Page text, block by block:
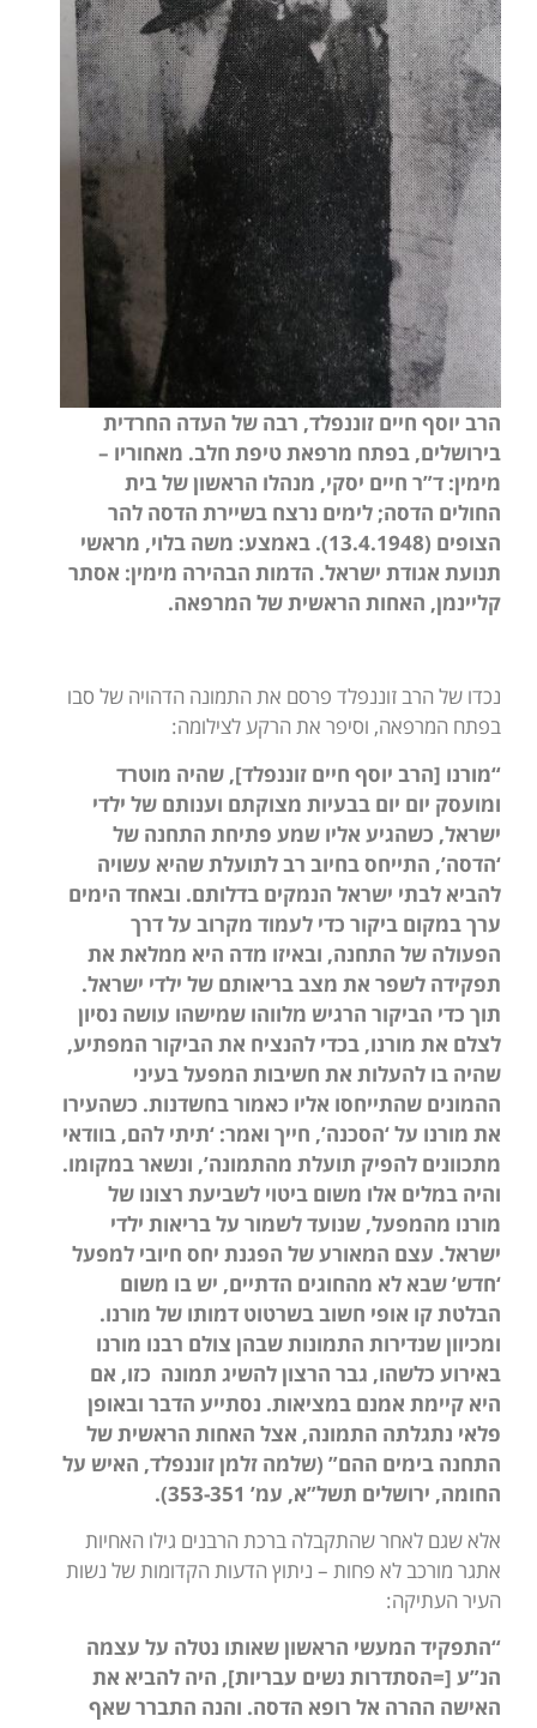
הרב יוסף חיים זוננפלד, רבה של העדה החרדית
בירושלים, בפתח מרפאת טיפת חלב. מאחוריו –
מימין: ד”ר חיים יסקי, מנהלו הראשון של בית
החולים הדסה; לימים נרצח בשיירת הדסה להר
הצופים (13.4.1948). באמצע:
משה בלוי, מראשי
תנועת אגודת ישראל. הדמות הבהירה מימין: אסתר
קליינמן, האחות הראשית של המרפאה.
נכדו של הרב זוננפלד פרסם את התמונה הדהויה של סבו
בפתח המרפאה, וסיפר את הרקע לצילומה:
“מורנו [הרב יוסף חיים זוננפלד], שהיה מוטרד
ומועסק יום יום בבעיות מצוקתם וענותם של ילדי
ישראל, כשהגיע אליו שמע פתיחת התחנה של
‘הדסה’, התייחס בחיוב רב לתועלת שהיא עשויה
להביא לבתי ישראל הנמקים בדלותם. ובאחד הימים
ערך במקום ביקור כדי לעמוד מקרוב על דרך
הפעולה של התחנה, ובאיזו מדה היא ממלאת את
תפקידה לשפר את מצב בריאותם של ילדי ישראל.
תוך כדי הביקור הרגיש מלווהו שמישהו עושה נסיון
לצלם את מורנו, בכדי להנציח את הביקור המפתיע,
שהיה בו להעלות את חשיבות המפעל בעיני
ההמונים שהתייחסו אליו כאמור בחשדנות. כשהעירו
את מורנו על ‘הסכנה’, חייך ואמר: ‘תיתי להם, בוודאי
מתכוונים להפיק תועלת מהתמונה’, ונשאר במקומו.
והיה במלים אלו משום ביטוי לשביעת רצונו של
מורנו מהמפעל, שנועד לשמור על בריאות ילדי
ישראל. עצם המאורע של הפגנת יחס חיובי למפעל
‘חדש’ שבא לא מהחוגים הדתיים, יש בו משום
הבלטת קו אופי חשוב בשרטוט דמותו של מורנו.
ומכיוון שנדירות התמונות שבהן צולם רבנו מורנו
באירוע כלשהו, גבר הרצון להשיג תמונה כזו, אם
היא קיימת אמנם במציאות. נסתייע הדבר ובאופן
פלאי נתגלתה התמונה, אצל האחות הראשית של
התחנה בימים ההם” (שלמה זלמן זוננפלד, האיש על
החומה, ירושלים תשל”א, עמ’ 353-351).
אלא שגם לאחר שהתקבלה ברכת הרבנים גילו האחיות
אתגר מורכב לא פחות – ניתוץ הדעות הקדומות של נשות
העיר העתיקה:
“התפקיד המעשי הראשון שאותו נטלה על עצמה
הנ”ע [=הסתדרות נשים עבריות], היה להביא את
האישה ההרה אל רופא הדסה. והנה התברר שאף